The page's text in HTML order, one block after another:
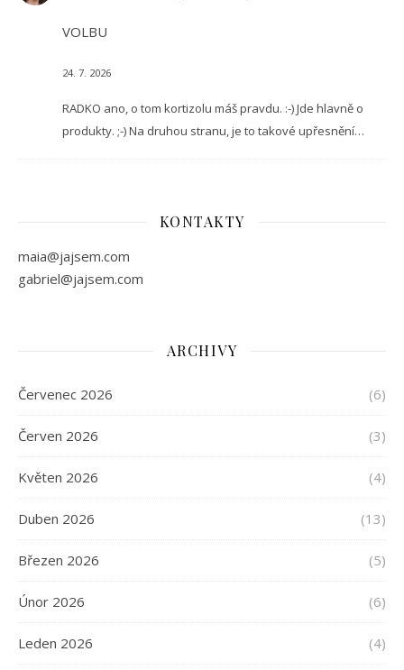
VOLBU
24. 7. 2026
RADKO ano, o tom kortizolu máš pravdu. :-) Jde hlavně o
produkty. ;-) Na druhou stranu, je to takové upřesnění…
KONTAKTY
maia@jajsem.com
gabriel@jajsem.com
ARCHIVY
Červenec 2026 (6)
Červen 2026 (3)
Květen 2026 (4)
Duben 2026 (13)
Březen 2026 (5)
Únor 2026 (6)
Leden 2026 (4)